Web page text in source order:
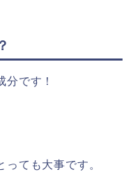
です！
ても大事です。